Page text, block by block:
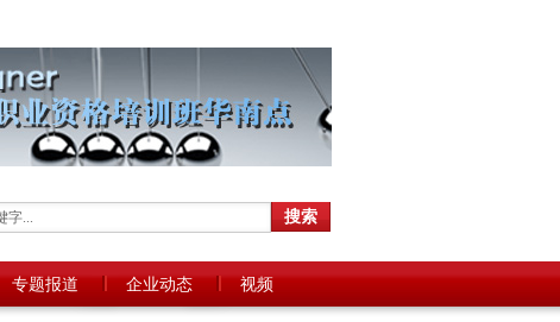
专题报道 企业动态 视频